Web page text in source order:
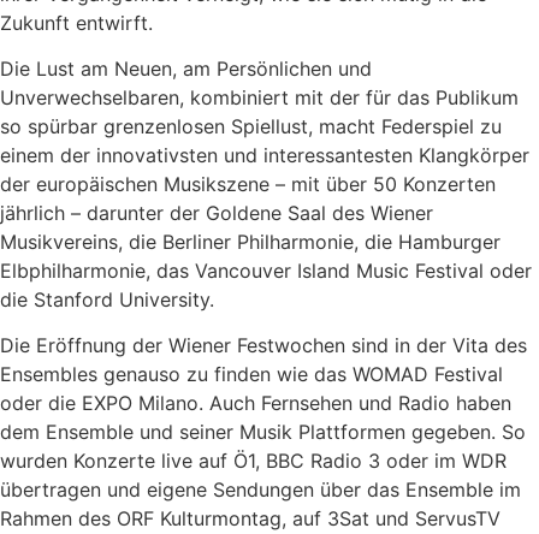
Zukunft entwirft.
Die Lust am Neuen, am Persönlichen und
Unverwechselbaren, kombiniert mit der für das Publikum
so spürbar grenzenlosen Spiellust, macht Federspiel zu
einem der innovativsten und interessantesten Klangkörper
der europäischen Musikszene – mit über 50 Konzerten
jährlich – darunter der Goldene Saal des Wiener
Musikvereins, die Berliner Philharmonie, die Hamburger
Elbphilharmonie, das Vancouver Island Music Festival oder
die Stanford University.
Die Eröffnung der Wiener Festwochen sind in der Vita des
Ensembles genauso zu finden wie das WOMAD Festival
oder die EXPO Milano. Auch Fernsehen und Radio haben
dem Ensemble und seiner Musik Plattformen gegeben. So
wurden Konzerte live auf Ö1, BBC Radio 3 oder im WDR
übertragen und eigene Sendungen über das Ensemble im
Rahmen des ORF Kulturmontag, auf 3Sat und ServusTV